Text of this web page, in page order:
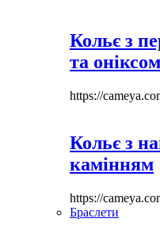
Кольє з
та оніксом
https://
Кольє з
камінням
https://
Браслети